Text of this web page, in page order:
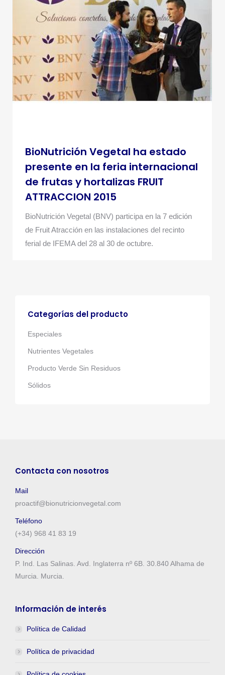
BioNutrición Vegetal ha estado
presente en la feria internacional
de frutas y hortalizas FRUIT
ATTRACCION 2015
BioNutrición Vegetal (BNV) participa en la 7 edición
de Fruit Atracción en las instalaciones del recinto
ferial de IFEMA del 28 al 30 de octubre.
Categorías del producto
Especiales
Nutrientes Vegetales
Producto Verde Sin Residuos
Sólidos
Contacta con nosotros
Mail
proactif@bionutricionvegetal.com
Teléfono
(+34) 968 41 83 19
Dirección
P. Ind. Las Salinas. Avd. Inglaterra nº 6B. 30.840 Alhama de
Murcia. Murcia.
Información de interés
Política de Calidad
Política de privacidad